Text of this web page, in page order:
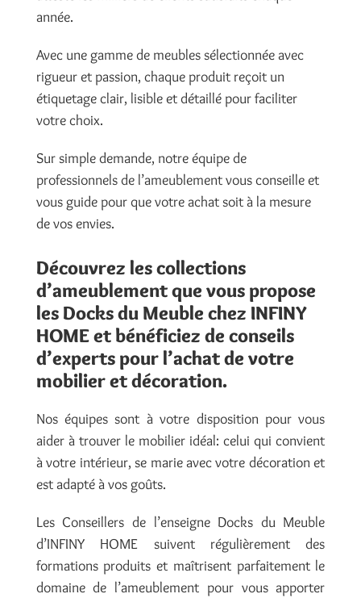
année.
Avec une gamme de meubles sélectionnée avec
rigueur et passion, chaque produit reçoit un
étiquetage clair, lisible et détaillé pour faciliter
votre choix.
Sur simple demande, notre équipe de
professionnels de l’ameublement vous conseille et
vous guide pour que votre achat soit à la mesure
de vos envies.
Découvrez les collections
d’ameublement que vous propose
les Docks du Meuble chez INFINY
HOME et bénéficiez de conseils
d’experts pour l’achat de votre
mobilier et décoration.
Nos équipes sont à votre disposition pour vous
aider à trouver le mobilier idéal: celui qui convient
à votre intérieur, se marie avec votre décoration et
est adapté à vos goûts.
Les Conseillers de l’enseigne Docks du Meuble
d’INFINY HOME suivent régulièrement des
formations produits et maîtrisent parfaitement le
domaine de l’ameublement pour vous apporter